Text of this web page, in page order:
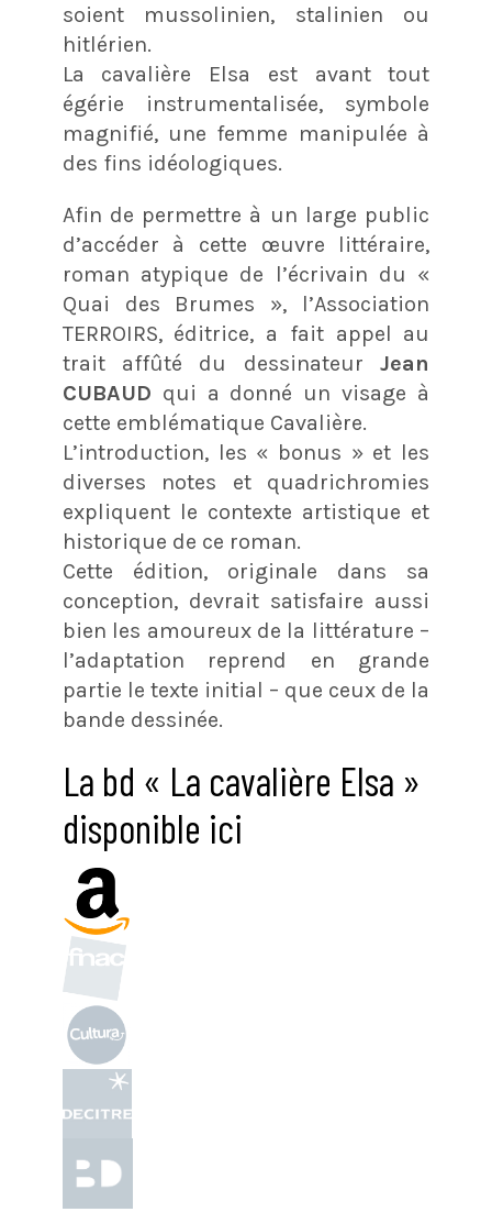
soient mussolinien, stalinien ou
hitlérien.
La cavalière Elsa est avant tout
égérie instrumentalisée, symbole
magnifié, une femme manipulée à
des fins idéologiques.
Afin de permettre à un large public
d’accéder à cette œuvre littéraire,
roman atypique de l’écrivain du «
Quai des Brumes », l’Association
TERROIRS, éditrice, a fait appel au
trait affûté du dessinateurJean
CUBAUD qui a donné un visage à
cette emblématique Cavalière.
L’introduction, les « bonus » et les
diverses notes et quadrichromies
expliquent le contexte artistique et
historique de ce roman.
Cette édition, originale dans sa
conception, devrait satisfaire aussi
bien les amoureux de la littérature –
l’adaptation reprend en grande
partie le texte initial – que ceux de la
bande dessinée.
La bd « La cavalière Elsa »
disponible ici